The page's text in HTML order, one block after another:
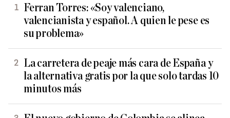
Ferran Torres: «Soy valenciano,
valencianista y español. A quien le pese es
su problema»
La carretera de peaje más cara de España y
la alternativa gratis por la que solo tardas 10
minutos más